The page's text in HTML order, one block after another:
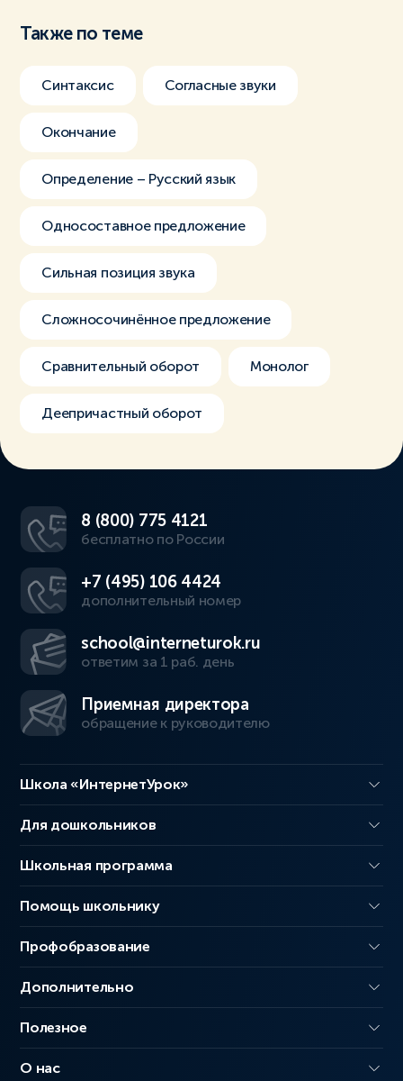
Также по теме
Синтаксис Согласные звуки
Окончание
Определение – Русский язык
Односоставное предложение
Сильная позиция звука
Сложносочинённое предложение
Сравнительный оборот Монолог
Деепричастный оборот
8 (800) 775 4121
бесплатно по России
+7 (495) 106 4424
дополнительный номер
school@interneturok.ru
ответим за 1 раб. день
Приемная директора
обращение к руководителю
Школа «ИнтернетУрок»
Для дошкольников
Школьная программа
Помощь школьнику
Профобразование
Дополнительно
Полезное
О нас